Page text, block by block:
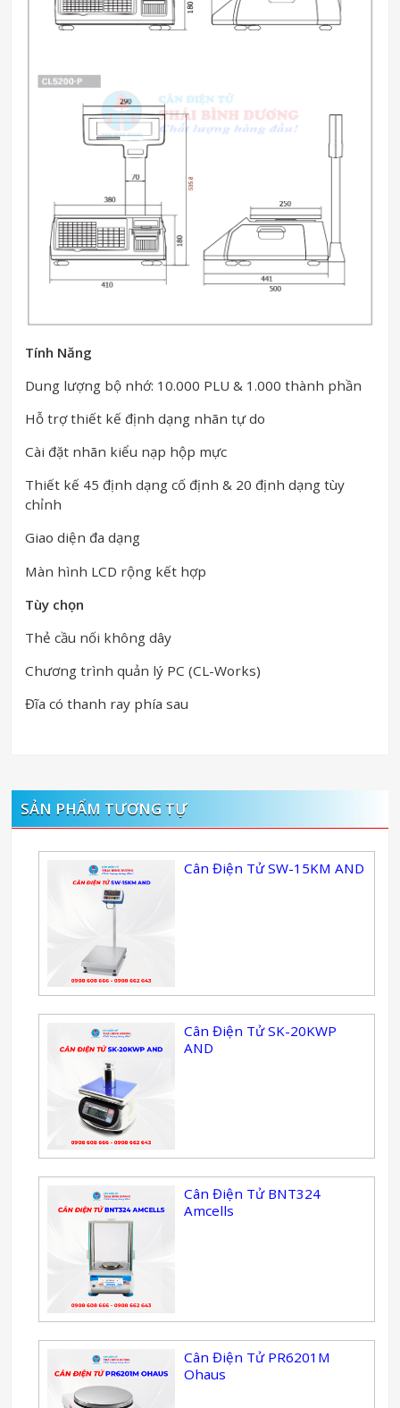
Tính Năng
Dung lượng bộ nhớ: 10.000 PLU & 1.000 thành phần
Hỗ trợ thiết kế định dạng nhãn tự do
Cài đặt nhãn kiểu nạp hộp mực
Thiết kế 45 định dạng cố định & 20 định dạng tùy
chỉnh
Giao diện đa dạng
Màn hình LCD rộng kết hợp
Tùy chọn
Thẻ cầu nối không dây
Chương trình quản lý PC (CL-Works)
Đĩa có thanh ray phía sau
SẢN PHẨM TƯƠNG TỰ
Cân Điện Tử SW-15KM AND
Cân Điện Tử SK-20KWP
AND
Cân Điện Tử BNT324
Amcells
Cân Điện Tử PR6201M
Ohaus